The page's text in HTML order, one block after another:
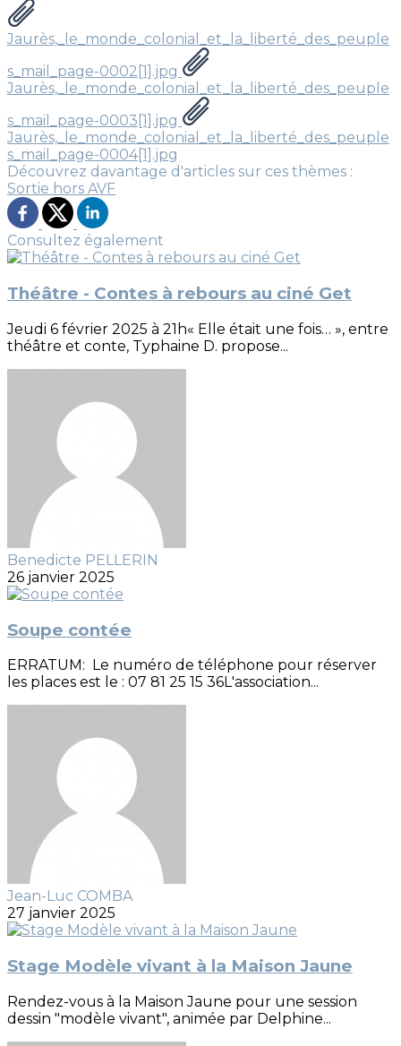
Jaurès,_le_monde_colonial_et_la_liberté_des_peuple
s_mail_page-0002[1].jpg
Jaurès,_le_monde_colonial_et_la_liberté_des_peuple
s_mail_page-0003[1].jpg
Jaurès,_le_monde_colonial_et_la_liberté_des_peuple
s_mail_page-0004[1].jpg
Découvrez davantage d'articles sur ces thèmes :
Sortie hors AVF
Consultez également
Théâtre - Contes à rebours au ciné Get
Jeudi 6 février 2025 à 21h« Elle était une fois… », entre
théâtre et conte, Typhaine D. propose...
Benedicte PELLERIN
26 janvier 2025
Soupe contée
ERRATUM: Le numéro de téléphone pour réserver
les places est le : 07 81 25 15 36L'association...
Jean-Luc COMBA
27 janvier 2025
Stage Modèle vivant à la Maison Jaune
Rendez-vous à la Maison Jaune pour une session
dessin "modèle vivant", animée par Delphine...